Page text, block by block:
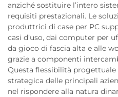
anziché sostituire l’intero
requisiti prestazionali. Le
produttrici di case per PC
casi d’uso, dai computer per
da gioco di fascia alta e alle
grazie a componenti
Questa flessibilità
strategica delle principali
nel rispondere alla natura